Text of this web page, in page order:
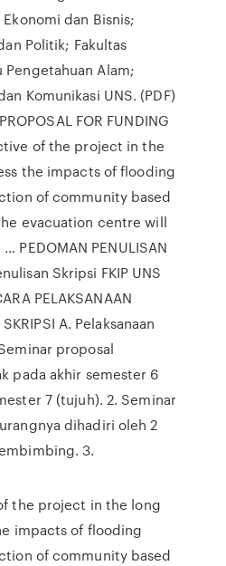
dan Bisnis;
Politik; Fakultas
Alam;
Komunikasi UNS. (PDF)
FOR FUNDING
of the project in the
the impacts of flooding
of community based
evacuation centre will
PEDOMAN PENULISAN
Skripsi FKIP UNS
PELAKSANAAN
A. Pelaksanaan
proposal
pada akhir semester 6
7 (tujuh). 2. Seminar
dihadiri oleh 2
3.
the project in the long
impacts of flooding
of community based